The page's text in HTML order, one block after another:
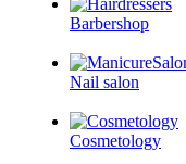
Barbershop
Nail salon
Cosmetology